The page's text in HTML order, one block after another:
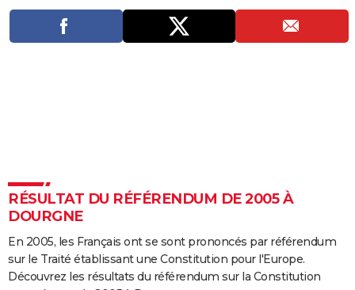
Destinations
City break
Voyage nature
Voyage de noces
Climat
PROGRAMME TV
COPAINS D'AVANT
S'inscrire
Se connecter
Lycées
Collèges
Primaires
Universités
Entreprises
Service militaire
Avis de recherche
AVIS DE DÉCÈS
FORUM
RÉSULTAT DU RÉFÉRENDUM DE 2005 À
DOURGNE
En 2005, les Français ont se sont prononcés par référendum
sur le Traité établissant une Constitution pour l'Europe.
Découvrez les résultats du référendum sur la Constitution